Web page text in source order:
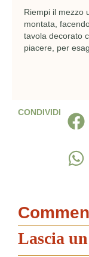
Riempi il mezzo
montata,
tavola decorato
piacere, per
CONDIVIDI
Lascia